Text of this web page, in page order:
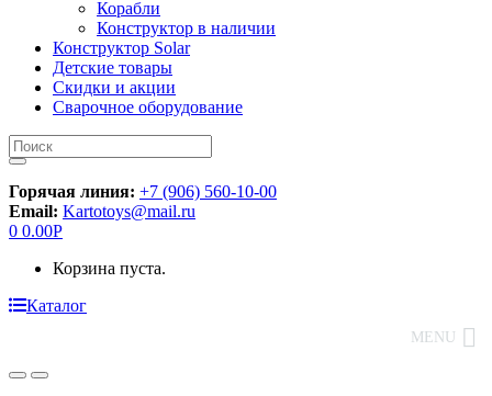
Корабли
Конструктор в наличии
Конструктор Solar
Детские товары
Скидки и акции
Сварочное оборудование
Искать:
Горячая линия: +7 (906) 560-10-00
Email: Kartotoys@mail.ru
0 0.00Р
Корзина пуста.
Каталог
MENU